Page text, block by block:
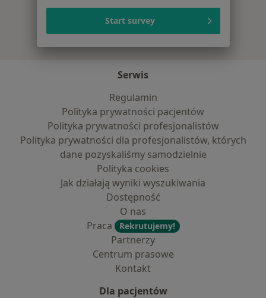
Serwis
Regulamin
Polityka prywatności pacjentów
Polityka prywatności profesjonalistów
Polityka prywatności dla profesjonalistów, których
dane pozyskaliśmy samodzielnie
Polityka cookies
Jak działają wyniki wyszukiwania
Dostępność
O nas
Praca
Rekrutujemy!
Partnerzy
Centrum prasowe
Kontakt
Dla pacjentów
Start survey